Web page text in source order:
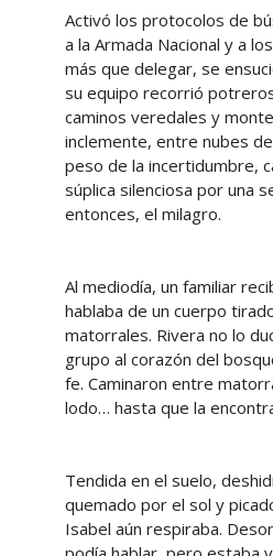
Activó los protocolos de
a la Armada Nacional y a
más que delegar, se
su equipo recorrió
caminos veredales y
inclemente, entre nubes
peso de la incertidumbre,
súplica silenciosa por una
entonces, el milagro.
Al mediodía, un familiar
hablaba de un cuerpo
matorrales. Rivera no lo
grupo al corazón del
fe. Caminaron entre
lodo… hasta que la
Tendida en el suelo,
quemado por el sol y
Isabel aún respiraba.